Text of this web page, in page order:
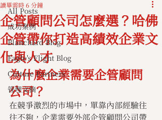
All Posts
成功案例
Blanchard Blog
Eagle's Flight Blog
Culture Partners
管理文摘
企管顧問公司怎麼選？哈佛
企管帶你打造高績效企業文
化與人才
讀畢需時 6 分鐘
為什麼企業需要企管顧問
公司？
在競爭激烈的市場中，單靠內部經驗往
往不夠，企業需要外部企管顧問公司帶